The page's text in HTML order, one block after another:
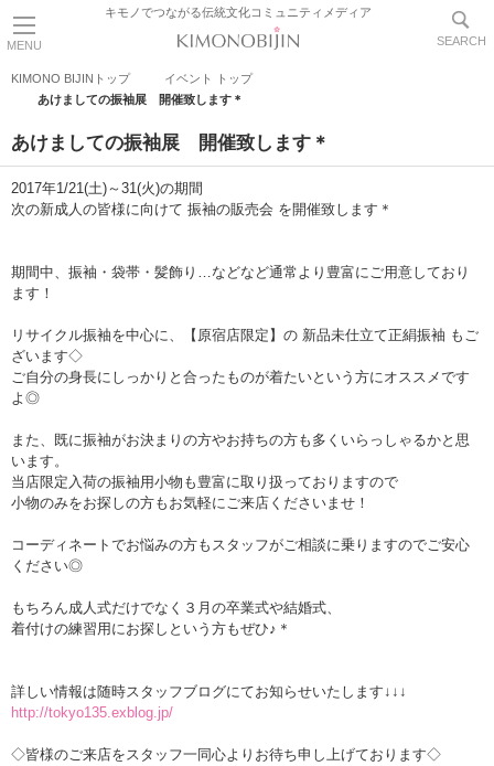
MENU
キモノでつながる伝統文化コミュニティメディア
SEARCH
KIMONO BIJINトップ
イベント トップ
あけましての振袖展 開催致します＊
あけましての振袖展 開催致します＊
2017年1/21(土)～31(火)の期間
次の新成人の皆様に向けて 振袖の販売会 を開催致します＊
期間中、振袖・袋帯・髪飾り…などなど通常より豊富にご用意しており
ます！
リサイクル振袖を中心に、【原宿店限定】の 新品未仕立て正絹振袖 もご
ざいます◇
ご自分の身長にしっかりと合ったものが着たいという方にオススメです
よ◎
また、既に振袖がお決まりの方やお持ちの方も多くいらっしゃるかと思
います。
当店限定入荷の振袖用小物も豊富に取り扱っておりますので
小物のみをお探しの方もお気軽にご来店くださいませ！
コーディネートでお悩みの方もスタッフがご相談に乗りますのでご安心
ください◎
もちろん成人式だけでなく３月の卒業式や結婚式、
着付けの練習用にお探しという方もぜひ♪＊
詳しい情報は随時スタッフブログにてお知らせいたします↓↓↓
http://tokyo135.exblog.jp/
◇皆様のご来店をスタッフ一同心よりお待ち申し上げております◇